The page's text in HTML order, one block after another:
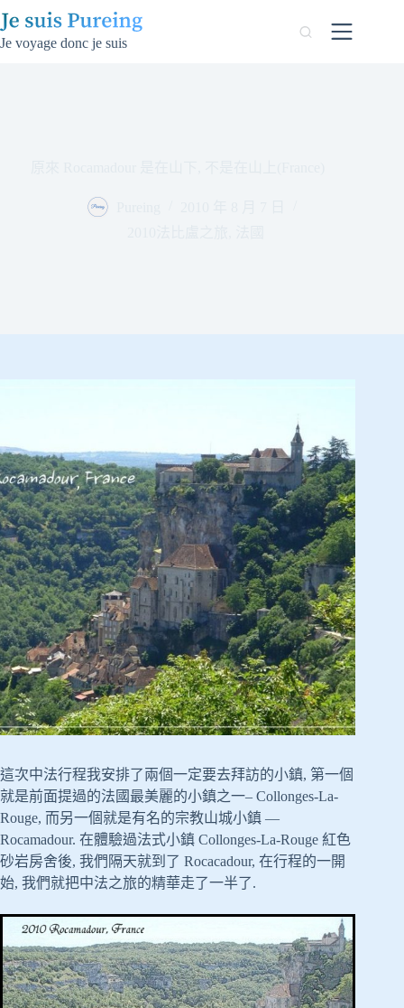
跳
至
Je voyage donc je suis
這次中法行程我安排了兩個一定要去拜訪的小鎮, 第一個
就是前面提過的法國最美麗的小鎮之一– Collonges-La-
Rouge, 而另一個就是有名的宗教山城小鎮 —
Rocamadour. 在體驗過法式小鎮 Collonges-La-Rouge 紅色
砂岩房舍後, 我們隔天就到了 Rocacadour, 在行程的一開
始, 我們就把中法之旅的精華走了一半了.